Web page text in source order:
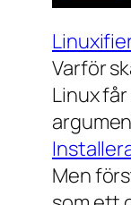
Varför
Linux
Men